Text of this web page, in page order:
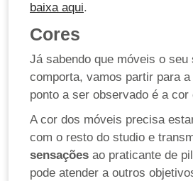
baixa aqui.
Cores
Já sabendo que móveis o seu
comporta, vamos partir para
ponto a ser observado é a cor
A cor dos móveis precisa
com o resto do studio e
sensações ao praticante de
pode atender a outros